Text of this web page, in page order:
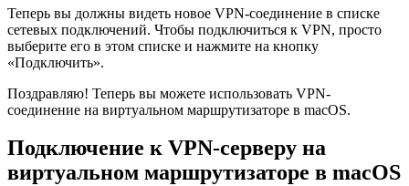
Теперь вы должны видеть новое VPN-соединение в списке
сетевых подключений. Чтобы подключиться к VPN, просто
выберите его в этом списке и нажмите на кнопку
«Подключить».
Поздравляю! Теперь вы можете использовать VPN-
соединение на виртуальном маршрутизаторе в macOS.
Подключение к VPN-серверу на
виртуальном маршрутизаторе в macOS